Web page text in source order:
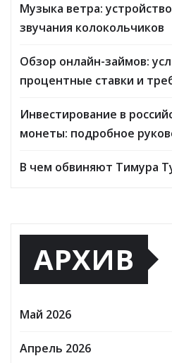
Музыка ветра:
звучания колокольчиков
Обзор онлайн-займов:
процентные ставки и
Инвестирование в
монеты: подробное
В чем обвиняют Тимура
АРХИВ
Май 2026
Апрель 2026